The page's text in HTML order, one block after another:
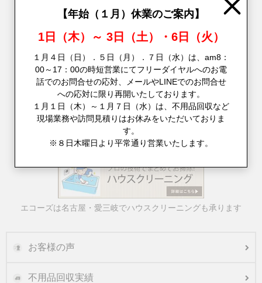
不用品回収とお引越しをまとめてご対応
エコーズは名古屋・愛三岐でハウスクリーニングも承ります
お客様の声
不用品回収実績
【年始（１月）休業のご案内】
1日（木）～ 3日（土）・6日（火）
１月４日（日）．５日（月）．７日（水）は、am8：
00～17：00の時短営業にてフリーダイヤルへのお電
話でのお問合せの応対、メールやLINEでのお問合せ
への応対に限り再開いたしております。
１月１日（木）～１月７日（水）は、不用品回収など
現場業務や訪問見積りはお休みをいただいておりま
す。
※８日木曜日より平常通り営業いたします。
Close